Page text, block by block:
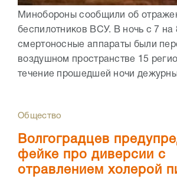
Минобороны сообщили об
беспилотников ВСУ. В ночь с 7 на
смертоносные аппараты были
воздушном пространстве 15
течение прошедшей ночи
Общество
Волгоградцев
фейке про диверсии с
отравлением холерой